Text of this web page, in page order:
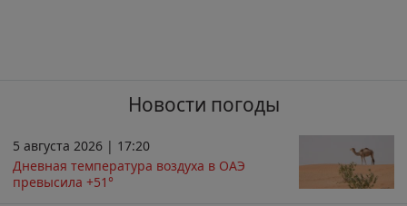
Новости погоды
5 августа 2026 | 17:20
Дневная температура воздуха в ОАЭ
превысила +51°